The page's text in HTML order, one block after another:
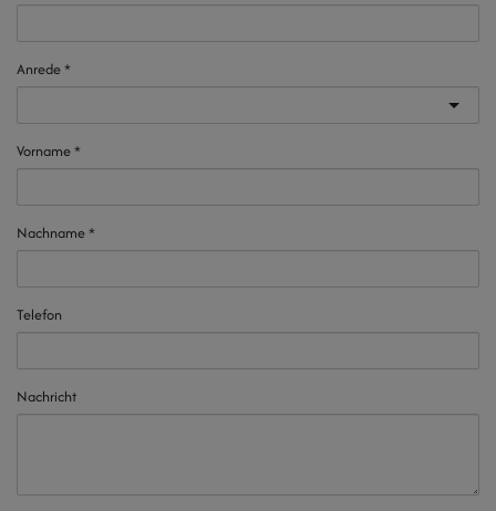
Anrede
Vorname
Nachname
Telefon
Nachricht